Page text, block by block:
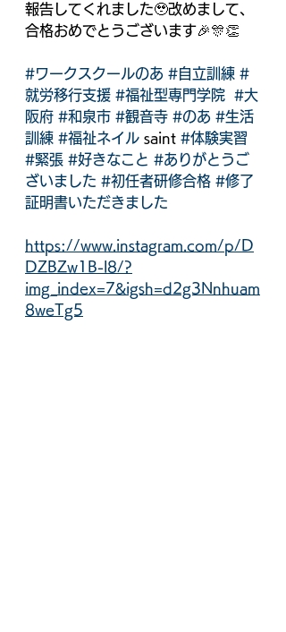
報告してくれました🥹改めまして、
合格おめでとうございます🎉🎊👏
#ワークスクールのあ #自立訓練 #
就労移行支援 #福祉型専門学院
#大
阪府 #和泉市 #観音寺 #のあ #生活
訓練 #福祉ネイル saint #体験実習
#緊張 #好きなこと #ありがとうご
ざいました #初任者研修合格 #修了
証明書いただきました
https://www.instagram.com/p/D
DZBZw1B-l8/?
img_index=7&igsh=d2g3Nnhuam
8weTg5